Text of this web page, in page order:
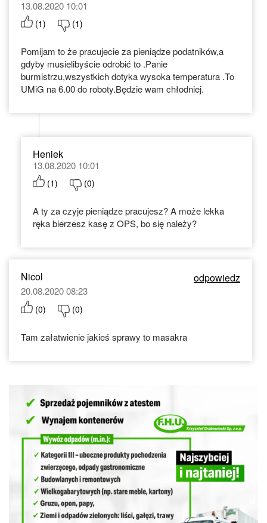
13.08.2020 10:01
(1) (1)
Pomijam to że pracujecie za pieniądze podatników,a
gdyby musielibyście odrobić to .Panie
burmistrzu,wszystkich dotyka wysoka temperatura .To
UMiG na 6.00 do roboty.Będzie wam chłodniej.
Heniek
13.08.2020 10:01
(1) (0)
A ty za czyje pieniądze pracujesz? A może lekka
ręka bierzesz kasę z OPS, bo się należy?
Nicol odpowiedz
20.08.2020 08:23
(0) (0)
Tam załatwienie jakieś sprawy to masakra